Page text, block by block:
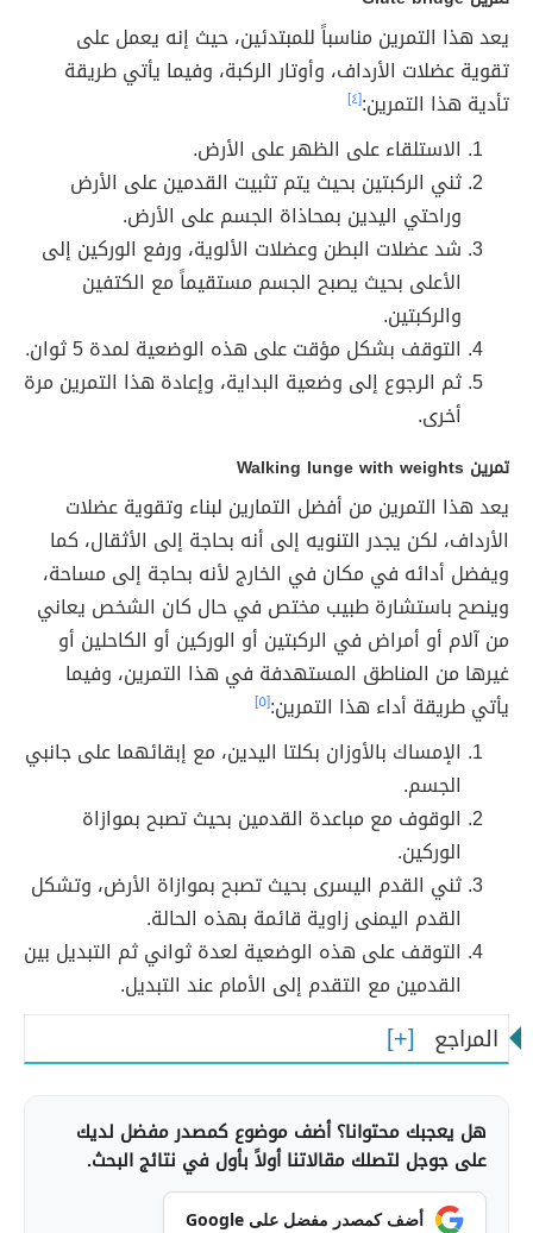
يعد هذا التمرين مناسباً للمبتدئين، حيث إنه يعمل على
تقوية عضلات الأرداف، وأوتار الركبة، وفيما يأتي طريقة
تأدية هذا التمرين:[٤]
الاستلقاء على الظهر على الأرض.
ثني الركبتين بحيث يتم تثبيت القدمين على الأرض
وراحتي اليدين بمحاذاة الجسم على الأرض.
شد عضلات البطن وعضلات الألوية، ورفع الوركين إلى
الأعلى بحيث يصبح الجسم مستقيماً مع الكتفين
والركبتين.
التوقف بشكل مؤقت على هذه الوضعية لمدة 5 ثوان.
ثم الرجوع إلى وضعية البداية، وإعادة هذا التمرين مرة
أخرى.
تمرين Walking lunge with weights
يعد هذا التمرين من أفضل التمارين لبناء وتقوية عضلات
الأرداف، لكن يجدر التنويه إلى أنه بحاجة إلى الأثقال، كما
ويفضل أدائه في مكان في الخارج لأنه بحاجة إلى مساحة،
وينصح باستشارة طبيب مختص في حال كان الشخص يعاني
من آلام أو أمراض في الركبتين أو الوركين أو الكاحلين أو
غيرها من المناطق المستهدفة في هذا التمرين، وفيما
يأتي طريقة أداء هذا التمرين:[٥]
الإمساك بالأوزان بكلتا اليدين، مع إبقائهما على جانبي
الجسم.
الوقوف مع مباعدة القدمين بحيث تصبح بموازاة
الوركين.
ثني القدم اليسرى بحيث تصبح بموازاة الأرض، وتشكل
القدم اليمنى زاوية قائمة بهذه الحالة.
التوقف على هذه الوضعية لعدة ثواني ثم التبديل بين
القدمين مع التقدم إلى الأمام عند التبديل.
المراجع
هل يعجبك محتوانا؟ أضف موضوع كمصدر مفضل لديك
على جوجل لتصلك مقالاتنا أولاً بأول في نتائج البحث.
أضف كمصدر مفضل على Google